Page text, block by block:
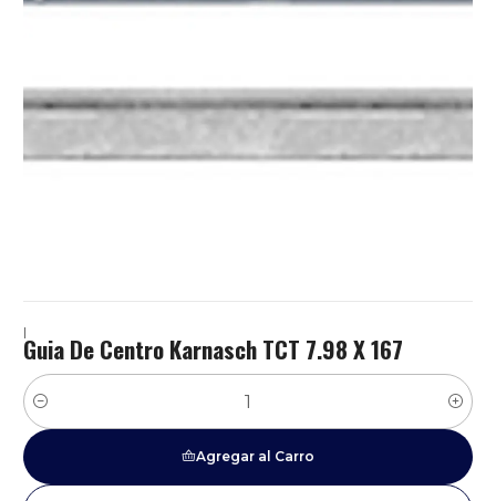
|
Guia De Centro Karnasch TCT 7.98 X 167
Cantidad
Agregar al Carro